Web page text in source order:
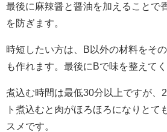
最後に麻辣醤と醤油を加えることで
を防ぎます。
時短したい方は、B以外の材料をそ
も作れます。最後にBで味を整えてく
煮込む時間は最低30分以上ですが、
ト煮込むと肉がほろほろになりとて
スメです。